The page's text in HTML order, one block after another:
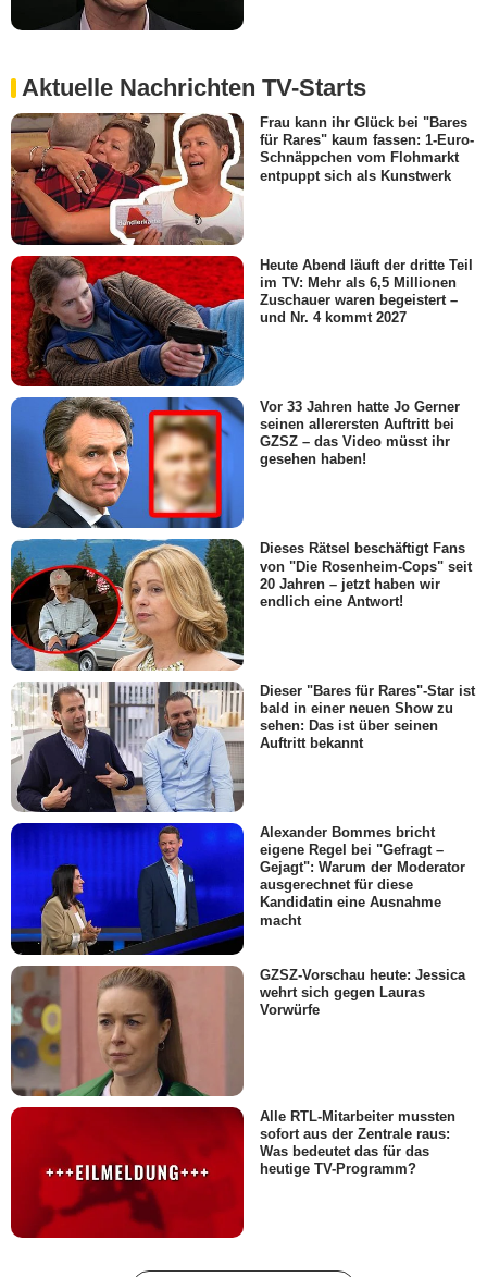
Aktuelle Nachrichten TV-Starts
Frau kann ihr Glück bei "Bares
für Rares" kaum fassen: 1-Euro-
Schnäppchen vom Flohmarkt
entpuppt sich als Kunstwerk
Heute Abend läuft der dritte Teil
im TV: Mehr als 6,5 Millionen
Zuschauer waren begeistert –
und Nr. 4 kommt 2027
Vor 33 Jahren hatte Jo Gerner
seinen allerersten Auftritt bei
GZSZ – das Video müsst ihr
gesehen haben!
Dieses Rätsel beschäftigt Fans
von "Die Rosenheim-Cops" seit
20 Jahren – jetzt haben wir
endlich eine Antwort!
Dieser "Bares für Rares"-Star ist
bald in einer neuen Show zu
sehen: Das ist über seinen
Auftritt bekannt
Alexander Bommes bricht
eigene Regel bei "Gefragt –
Gejagt": Warum der Moderator
ausgerechnet für diese
Kandidatin eine Ausnahme
macht
GZSZ-Vorschau heute: Jessica
wehrt sich gegen Lauras
Vorwürfe
Alle RTL-Mitarbeiter mussten
sofort aus der Zentrale raus:
Was bedeutet das für das
heutige TV-Programm?